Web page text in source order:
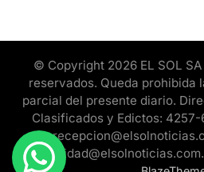
© Copyright 2026 EL SOL
reservados. Queda prohibida
parcial del presente diario.
Clasificados y Edictos: 4257-